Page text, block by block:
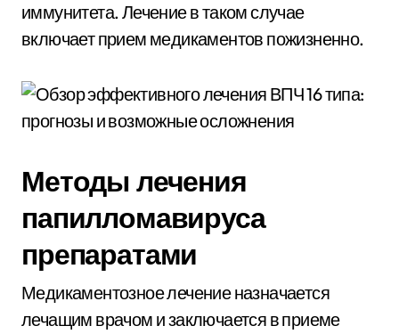
иммунитета. Лечение в таком случае
включает прием медикаментов пожизненно.
Методы лечения
папилломавируса
препаратами
Медикаментозное лечение назначается
лечащим врачом и заключается в приеме